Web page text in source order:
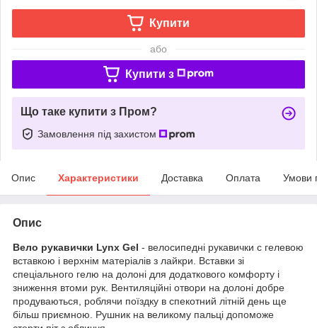
Купити
або
Купити з
Що таке купити з Пром?
Замовлення під захистом
Опис Характеристики Доставка Оплата Умови
Опис
Вело рукавички Lynx Gel - велосипедні рукавички c гелевою
вставкою і верхнім матеріалів з лайкри. Вставки зі
спеціального гелю на долоні для додаткового комфорту і
зниження втоми рук. Вентиляційні отвори на долоні добре
продуваються, роблячи поїздку в спекотний літній день ще
більш приємною. Рушник на великому пальці допоможе